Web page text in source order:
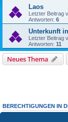
Laos
Letzter Beitrag
Antworten: 6
Unterkunft
Letzter Beitrag
Antworten: 11
Neues Thema
BERECHTIGUNGEN IN